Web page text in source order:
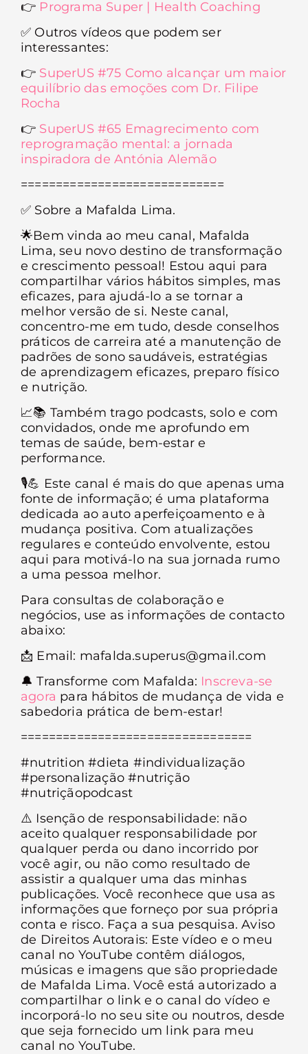
👉 Programa Super | Health Coaching
✅ Outros vídeos que podem ser
interessantes:
👉 SuperUS #75 Como alcançar um maior
equilíbrio das emoções com Dr. Filipe
Rocha
👉 SuperUS #65 Emagrecimento com
reprogramação mental: a jornada
inspiradora de Antónia Alemão
=============================
✅ Sobre a Mafalda Lima.
🌟Bem vinda ao meu canal, Mafalda
Lima, seu novo destino de transformação
e crescimento pessoal! Estou aqui para
compartilhar vários hábitos simples, mas
eficazes, para ajudá-lo a se tornar a
melhor versão de si. Neste canal,
concentro-me em tudo, desde conselhos
práticos de carreira até a manutenção de
padrões de sono saudáveis, estratégias
de aprendizagem eficazes, preparo físico
e nutrição.
📈📚 Também trago podcasts, solo e com
convidados, onde me aprofundo em
temas de saúde, bem-estar e
performance.
🎙️💪 Este canal é mais do que apenas uma
fonte de informação; é uma plataforma
dedicada ao auto aperfeiçoamento e à
mudança positiva. Com atualizações
regulares e conteúdo envolvente, estou
aqui para motivá-lo na sua jornada rumo
a uma pessoa melhor.
Para consultas de colaboração e
negócios, use as informações de contacto
abaixo:
📩 Email: mafalda.superus@gmail.com
🔔 Transforme com Mafalda: Inscreva-se
agora para hábitos de mudança de vida e
sabedoria prática de bem-estar!
=================================
#nutrition #dieta #individualização
#personalização #nutrição
#nutriçãopodcast
⚠️ Isenção de responsabilidade: não
aceito qualquer responsabilidade por
qualquer perda ou dano incorrido por
você agir, ou não como resultado de
assistir a qualquer uma das minhas
publicações. Você reconhece que usa as
informações que forneço por sua própria
conta e risco. Faça a sua pesquisa. Aviso
de Direitos Autorais: Este vídeo e o meu
canal no YouTube contêm diálogos,
músicas e imagens que são propriedade
de Mafalda Lima. Você está autorizado a
compartilhar o link e o canal do vídeo e
incorporá-lo no seu site ou noutros, desde
que seja fornecido um link para meu
canal no YouTube.